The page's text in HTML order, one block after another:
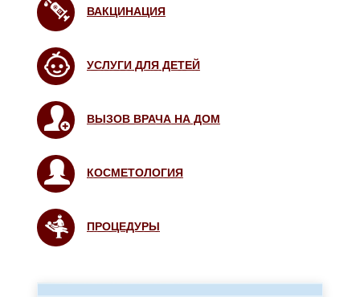
ВАКЦИНАЦИЯ
УСЛУГИ ДЛЯ ДЕТЕЙ
ВЫЗОВ ВРАЧА НА ДОМ
КОСМЕТОЛОГИЯ
ПРОЦЕДУРЫ